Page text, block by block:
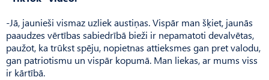
-Jā, jaunieši vismaz uzliek austiņas. Vispār man šķiet, jaunās
paaudzes vērtības sabiedrībā bieži ir nepamatoti devalvētas,
paužot, ka trūkst spēju, nopietnas attieksmes gan pret valodu,
gan patriotismu un vispār kopumā. Man liekas, ar mums viss
ir kārtībā.